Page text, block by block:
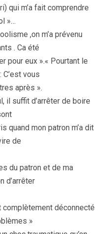
qui m’a fait comprendre
»…
,on m’a prévenu
. Ca été
pour eux ».« Pourtant le
vous
après ».
il suffit d’arrêter de boire
quand mon patron m’a dit
de
du patron et de ma
d’arrêter
complètement déconnecté
»